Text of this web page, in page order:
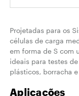
Projetadas para os
células de carga
em forma de S com
ideais para testes
plásticos, borracha
Aplicações